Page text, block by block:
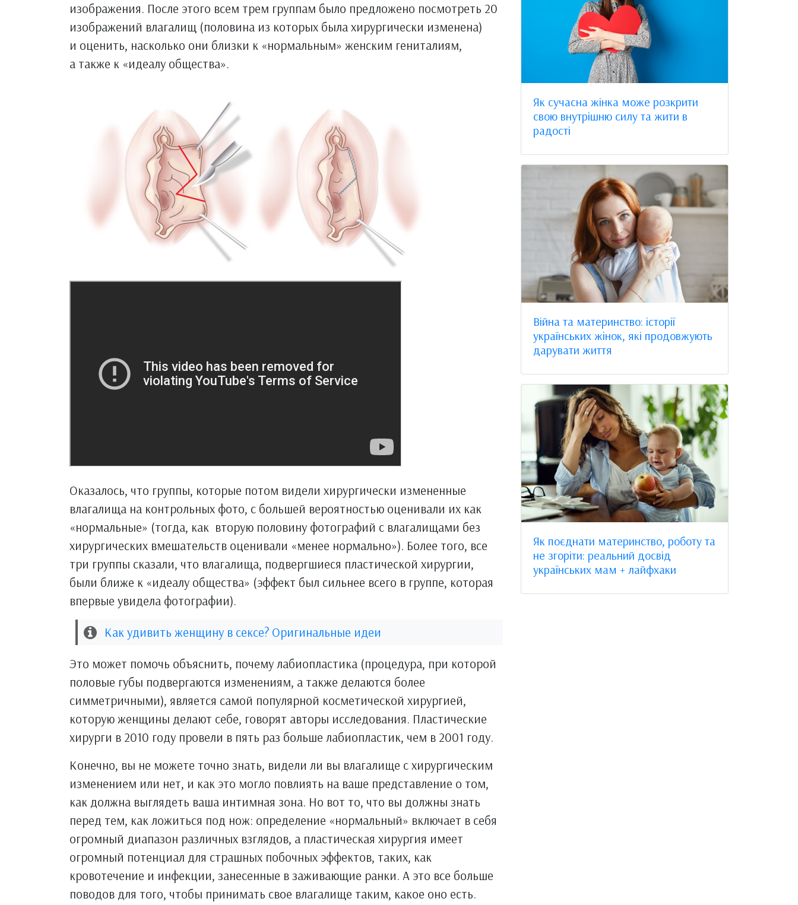
изображения. После этого всем трем группам было предложено посмотреть 20
изображений влагалищ (половина из которых была хирургически изменена)
и оценить, насколько они близки к «нормальным» женским гениталиям,
а также к «идеалу общества».
Оказалось, что группы, которые потом видели хирургически измененные
влагалища на контрольных фото, с большей вероятностью оценивали их как
«нормальные» (тогда, как вторую половину фотографий с влагалищами без
хирургических вмешательств оценивали «менее нормально»). Более того, все
три группы сказали, что влагалища, подвергшиеся пластической хирургии,
были ближе к «идеалу общества» (эффект был сильнее всего в группе, которая
впервые увидела фотографии).
Как удивить женщину в сексе? Оригинальные идеи
Это может помочь объяснить, почему лабиопластика (процедура, при которой
половые губы подвергаются изменениям, а также делаются более
симметричными), является самой популярной косметической хирургией,
которую женщины делают себе, говорят авторы исследования. Пластические
хирурги в 2010 году провели в пять раз больше лабиопластик, чем в 2001 году.
Конечно, вы не можете точно знать, видели ли вы влагалище с хирургическим
изменением или нет, и как это могло повлиять на ваше представление о том,
как должна выглядеть ваша интимная зона. Но вот то, что вы должны знать
перед тем, как ложиться под нож: определение «нормальный» включает в себя
огромный диапазон различных взглядов, а пластическая хирургия имеет
огромный потенциал для страшных побочных эффектов, таких, как
кровотечение и инфекции, занесенные в заживающие ранки. А это все больше
поводов для того, чтобы принимать свое влагалище таким, какое оно есть.
Як сучасна жінка може розкрити
свою внутрішню силу та жити в
радості
Війна та материнство: історії
українських жінок, які продовжують
дарувати життя
Як поєднати материнство, роботу та
не згоріти: реальний досвід
українських мам + лайфхаки